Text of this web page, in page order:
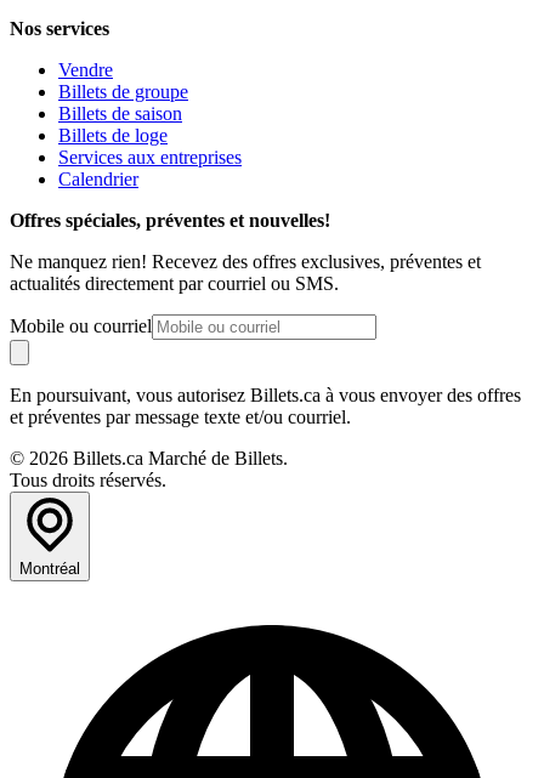
Nos services
Vendre
Billets de groupe
Billets de saison
Billets de loge
Services aux entreprises
Calendrier
Offres spéciales, préventes et nouvelles!
Ne manquez rien! Recevez des offres exclusives, préventes et
actualités directement par courriel ou SMS.
Mobile ou courriel
En poursuivant, vous autorisez Billets.ca à vous envoyer des offres
et préventes par message texte et/ou courriel.
© 2026 Billets.ca Marché de Billets.
Tous droits réservés.
Montréal